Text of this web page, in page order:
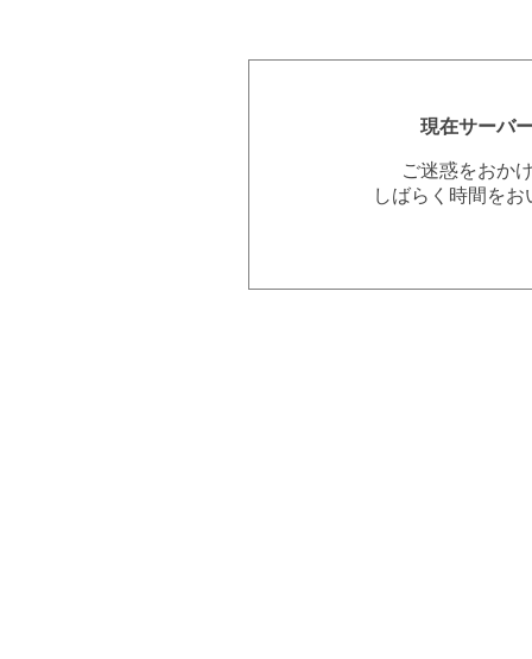
現在サーバ
ご迷惑をおか
しばらく時間を